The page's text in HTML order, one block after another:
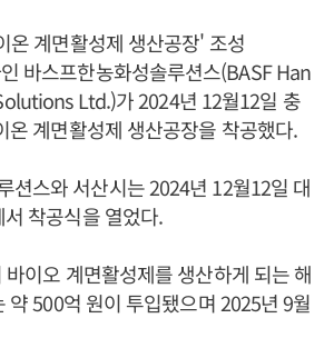
계면활성제 생산공장' 조성
바스프한농화성솔루션스(BASF Han
Ltd.)가 2024년 12월12일 충
온 계면활성제 생산공장을 착공했다.
션스와 서산시는 2024년 12월12일 대
착공식을 열었다.
이오 계면활성제를 생산하게 되는 해
약 500억 원이 투입됐으며 2025년 9월